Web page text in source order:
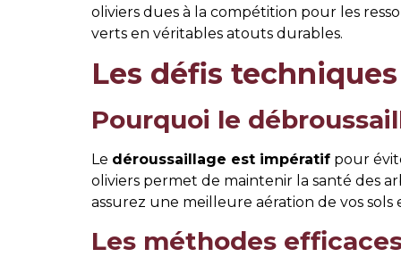
oliviers dues à la compétition pour les
verts en véritables atouts durables.
Les défis
Pourquoi le
Le déroussaillage est impératif pour
oliviers permet de maintenir la santé des
assurez une meilleure aération de vos
Les méthodes